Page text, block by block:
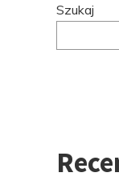
Przejdź
stopki
Szukaj